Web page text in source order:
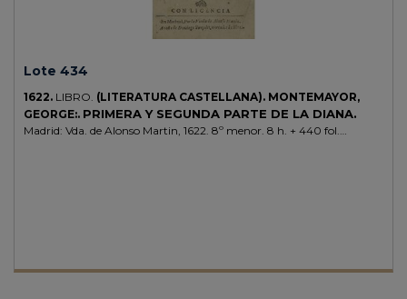
Lote 434
1622. LIBRO. (LITERATURA CASTELLANA). MONTEMAYOR,
GEORGE:. PRIMERA Y SEGUNDA PARTE DE LA DIANA.
Madrid: Vda. de Alonso Martin, 1622. 8º menor. 8 h. + 440 fol.